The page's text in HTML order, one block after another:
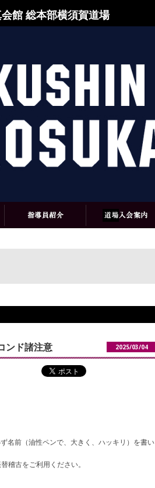
館 総本部横須賀道場
ンド諸注意 2025/03/04
名前（油性ペンで、大きく、ハッキリ）を書い
稽古をご利用ください。